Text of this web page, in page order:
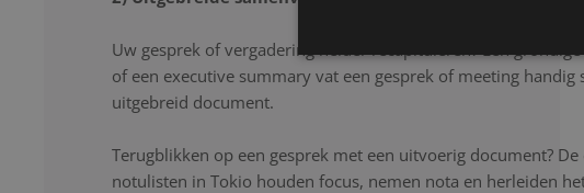
Uw gesprek of vergadering helder recapituleren? Een grondige
of een executive summary vat een gesprek of meeting handig
uitgebreid document.
Terugblikken op een gesprek met een uitvoerig document? De
notulisten in Tokio houden focus, nemen nota en herleiden